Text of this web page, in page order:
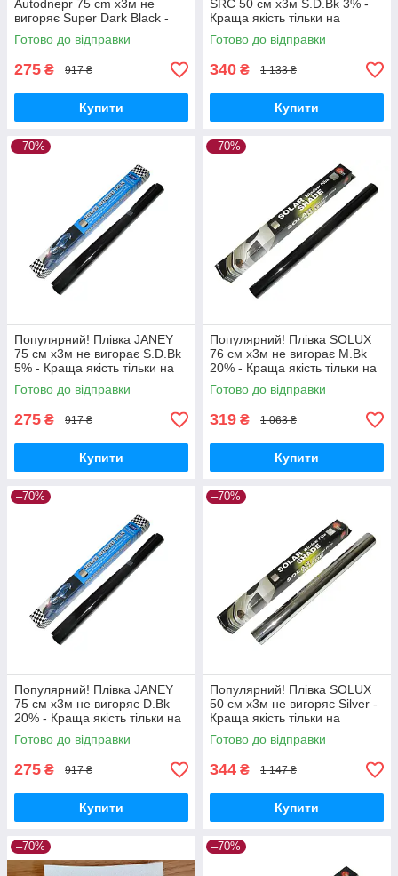
Autodnepr 75 cm х3м не
вигоряє Super Dark Black -
Краща якість тільки на
Nukleon.com.ua
Готово до відправки
275 ₴ 917 ₴
Купити
SRC 50 см х3м S.D.Bk 3% -
Краща якість тільки на
Nukleon.com.ua
Готово до відправки
340 ₴ 1 133 ₴
Купити
–70%
Популярний! Плівка JANEY
75 см х3м не вигорає S.D.Bk
5% - Краща якість тільки на
Nukleon.com.ua
Готово до відправки
275 ₴ 917 ₴
Купити
–70%
Популярний! Плівка SOLUX
76 см х3м не вигорає M.Bk
20% - Краща якість тільки на
Nukleon.com.ua
Готово до відправки
319 ₴ 1 063 ₴
Купити
–70%
Популярний! Плівка JANEY
75 см х3м не вигоряє D.Bk
20% - Краща якість тільки на
Nukleon.com.ua
Готово до відправки
275 ₴ 917 ₴
Купити
–70%
Популярний! Плівка SOLUX
50 см х3м не вигоряє Silver -
Краща якість тільки на
Nukleon.com.ua
Готово до відправки
344 ₴ 1 147 ₴
Купити
–70% –70%